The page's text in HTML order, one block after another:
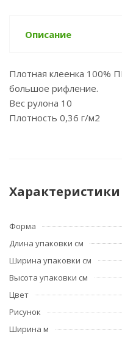
Описание
Плотная клеенка 100%
большое рифление.
Вес рулона 10
Плотность 0,36 г/м2
Характеристики
Форма
Длина упаковки см
Ширина упаковки см
Высота упаковки см
Цвет
Рисунок
Ширина м